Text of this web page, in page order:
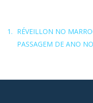
RÉVEILLON NO
PASSAGEM DE ANO